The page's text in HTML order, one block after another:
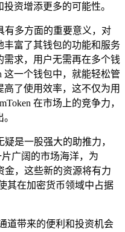
资增添更多的可能性。
有多方面的重要意义，对
丰富了其钱包的功能和服务
求，用户无需再在多个钱
这一个钱包中，就能轻松管
了使用效率，这不仅为用
在市场上的竞争力，
疑是一股强大的助推力，
广阔的市场海洋，为
金，这些新的资源将有力
其在加密货币领域中占据
道带来的便利和投资机会